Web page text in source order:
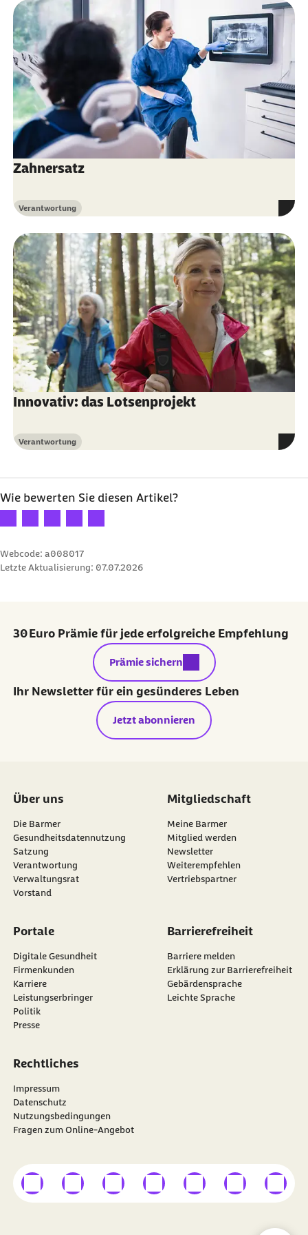
Zahnersatz
Kategorie
Verantwortung
Innovativ: das Lotsenprojekt
Kategorie
Verantwortung
Wie bewerten Sie diesen Artikel?
Ihre Bewertung: 1 Stern
Ihre Bewertung: 2 Sterne
Ihre Bewertung: 3 Sterne
Ihre Bewertung: 4 Sterne
Ihre Bewertung: 5 Sterne
Webcode: a008017
Letzte Aktualisierung: 07.07.2026
30 Euro Prämie für jede erfolgreiche Empfehlung
externer Link:
Prämie sichern
Ihr Newsletter für ein gesünderes Leben
Jetzt abonnieren
Über uns
Die Barmer
Gesundheitsdatennutzung
Satzung
Verantwortung
Verwaltungsrat
Vorstand
Mitgliedschaft
Meine Barmer
Mitglied werden
Newsletter
externer Link:
Weiterempfehlen
Vertriebspartner
Portale
Digitale Gesundheit
Firmenkunden
Karriere
Leistungserbringer
Politik
Presse
Barrierefreiheit
Barriere melden
Erklärung zur Barrierefreiheit
Gebärdensprache
Leichte Sprache
Rechtliches
Impressum
Datenschutz
Nutzungsbedingungen
Fragen zum Online-Angebot
Besuchen Sie dieBARMER auf
externer Linkexterner Linkexterner Linkexterner Linkexterner Linkexterner Link